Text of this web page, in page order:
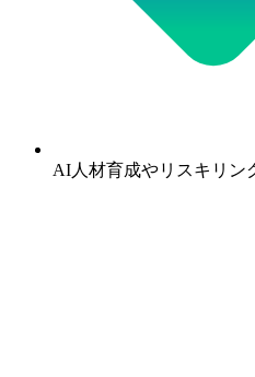
AI人材育成やリスキリン